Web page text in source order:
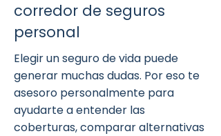
corredor de seguros
personal
Elegir un seguro de vida puede
generar muchas dudas. Por eso te
asesoro personalmente para
ayudarte a entender las
coberturas, comparar alternativas